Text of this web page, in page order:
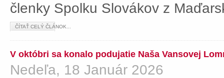
členky Spolku Slovákov z
ČÍTAŤ CELÝ ČLÁNOK...
V októbri sa konalo podujatie Naša Vansovej
Nedeľa, 18 Január 2026